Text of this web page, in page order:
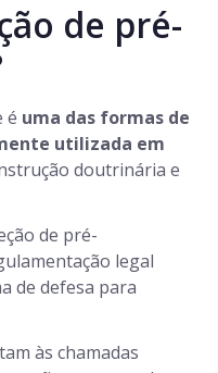
de pré-
é uma das formas de
utilizada em
doutrinária e
de pré-
legal
de defesa para
às chamadas